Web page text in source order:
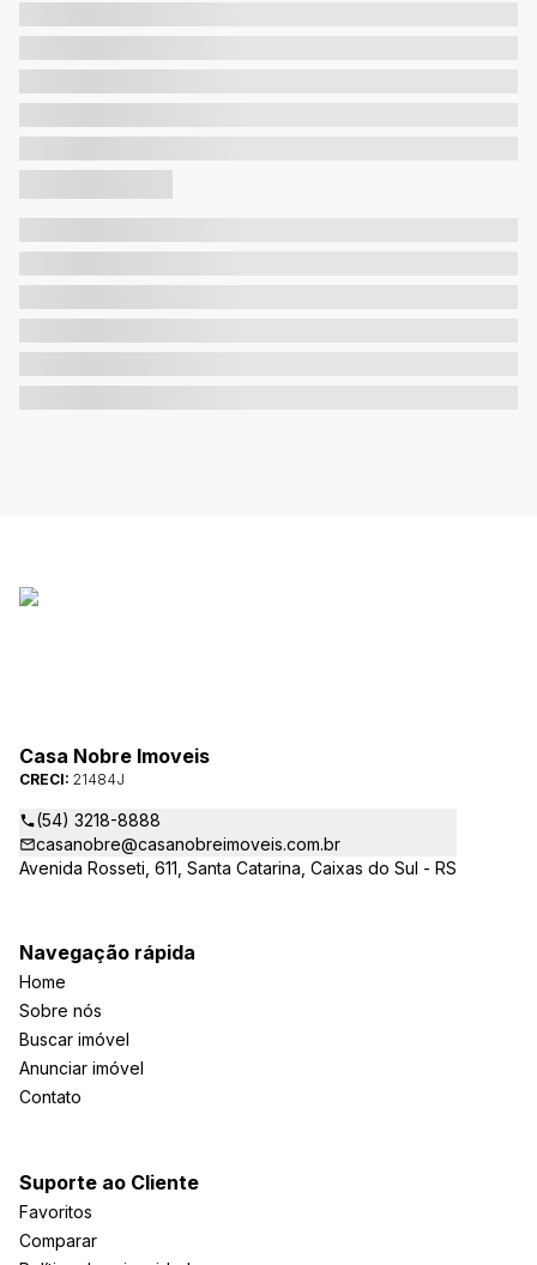
Casa Nobre Imoveis
CRECI: 21484J
(54) 3218-8888
casanobre@casanobreimoveis.com.br
Avenida Rosseti, 611, Santa Catarina, Caixas do Sul - RS
Navegação rápida
Home
Sobre nós
Buscar imóvel
Anunciar imóvel
Contato
Suporte ao Cliente
Favoritos
Comparar